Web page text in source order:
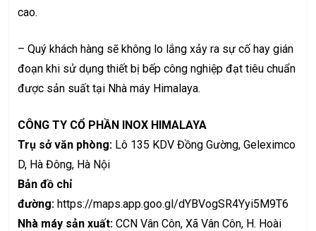
cao.
– Quý khách hàng sẽ không lo lắng xảy ra sự cố hay gián
đoạn khi sử dụng thiết bị bếp công nghiệp đạt tiêu chuẩn
được sản suất tại Nhà máy Himalaya.
CÔNG TY CỔ PHẦN INOX HIMALAYA
Trụ sở văn phòng: Lô 135 KDV Đồng Gường, Geleximco
D, Hà Đông, Hà Nội
Bản đồ chỉ
đường: https://maps.app.goo.gl/dYBVogSR4Yyi5M9T6
Nhà máy sản xuất: CCN Vân Côn, Xã Vân Côn, H. Hoài